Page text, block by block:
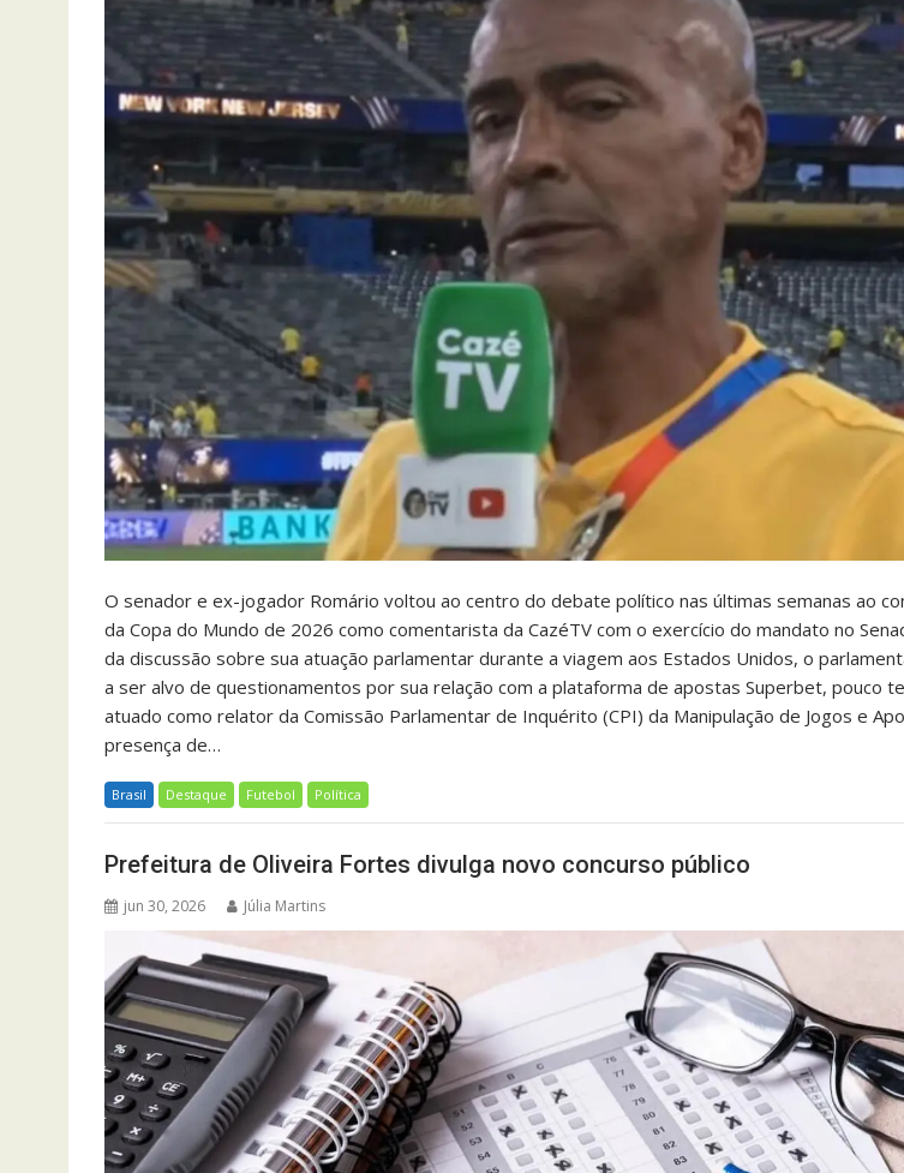
O senador e ex-jogador Romário voltou ao centro do debate político nas últimas semanas ao
da Copa do Mundo de 2026 como comentarista da CazéTV com o exercício do mandato no
da discussão sobre sua atuação parlamentar durante a viagem aos Estados Unidos, o
a ser alvo de questionamentos por sua relação com a plataforma de apostas Superbet, pouco
atuado como relator da Comissão Parlamentar de Inquérito (CPI) da Manipulação de Jogos e
presença de…
Brasil Destaque Futebol Política
Prefeitura de Oliveira Fortes divulga novo concurso público
jun 30, 2026 Júlia Martins